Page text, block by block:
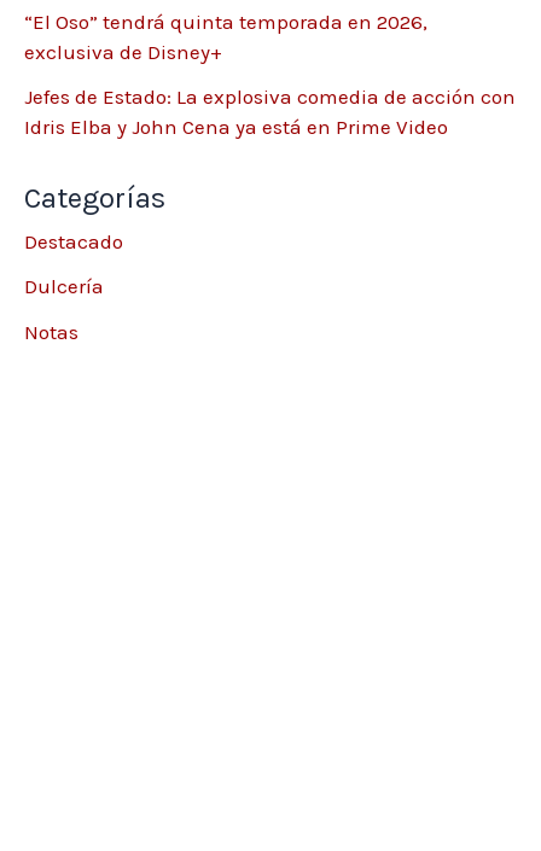
“El Oso” tendrá quinta temporada en 2026,
exclusiva de Disney+
Jefes de Estado: La explosiva comedia de acción con
Idris Elba y John Cena ya está en Prime Video
Categorías
Destacado
Dulcería
Notas